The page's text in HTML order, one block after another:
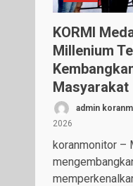
KORMI
Millenium
Masyarakat
admin
2026
koranmonitor –